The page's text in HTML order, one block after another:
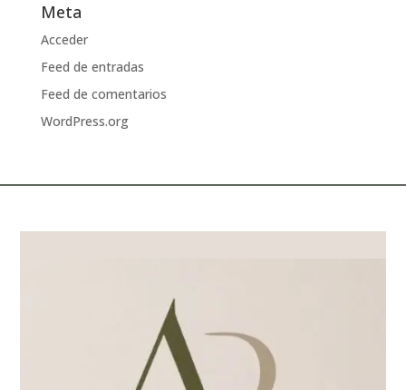
Meta
Acceder
Feed de entradas
Feed de comentarios
WordPress.org